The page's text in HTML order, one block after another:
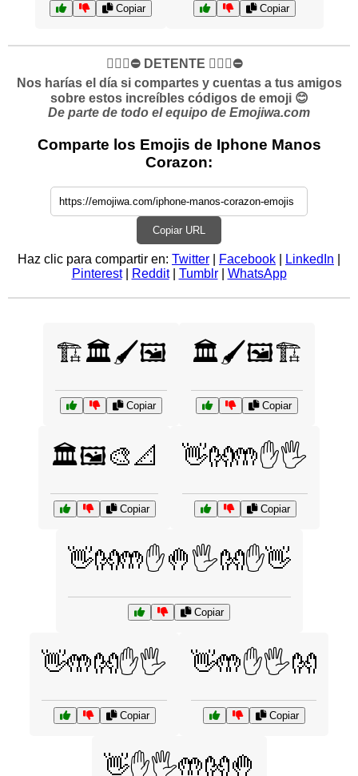
Copiar Copiar
✋🏻🛑⛔️ DETENTE ✋🏻🛑⛔️
Nos harías el día si compartes y cuentas a tus amigos
sobre estos increíbles códigos de emoji 😊
De parte de todo el equipo de Emojiwa.com
Comparte los Emojis de Iphone Manos
Corazon:
Copiar URL
Haz clic para compartir en: Twitter Facebook LinkedIn
Pinterest| Reddit| Tumblr| WhatsApp
🏗️🏛️🖌️🖼️
Copiar
🏛️🖌️🖼️🏗️
Copiar
🏛️🖼️🎨📐
Copiar
👋👐🤲✋🖐️
Copiar
👋👐🤲✋🤚🖐️👐✋👋
Copiar
👋🤲👐✋🖐️
Copiar
👋🤲✋🖐️👐
Copiar
👋✋🖐️🤲👐🤚